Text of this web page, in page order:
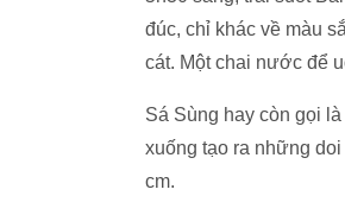
đúc, chỉ khác về màu
cát. Một chai nước để
Sá Sùng hay còn gọi
xuống tạo ra những
cm.